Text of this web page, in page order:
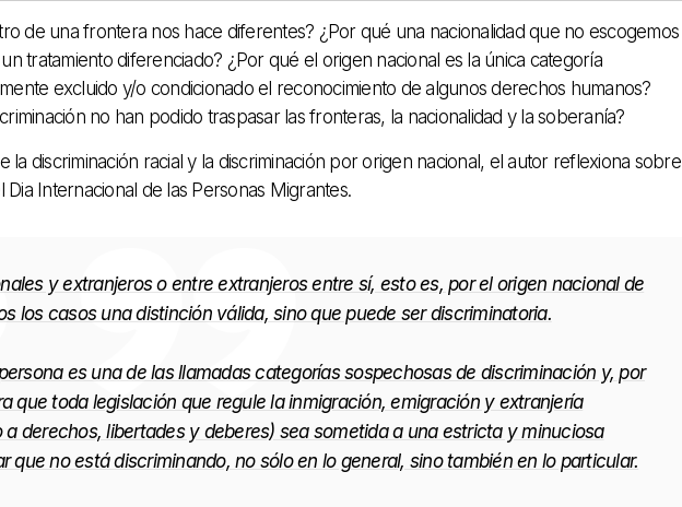
de una frontera nos hace diferentes? ¿Por qué una nacionalidad que no escogemos
tratamiento diferenciado? ¿Por qué el origen nacional es la única categoría
excluido y/o condicionado el reconocimiento de algunos derechos humanos?
no han podido traspasar las fronteras, la nacionalidad y la soberanía?
la discriminación racial y la discriminación por origen nacional, el autor reflexiona sobre
Internacional de las Personas Migrantes.
y extranjeros o entre extranjeros entre sí, esto es, por el origen nacional de
los casos una distinción válida, sino que puede ser discriminatoria.
es una de las llamadas categorías sospechosas de discriminación y, por
que toda legislación que regule la inmigración, emigración y extranjería
derechos, libertades y deberes) sea sometida a una estricta y minuciosa
que no está discriminando, no sólo en lo general, sino también en lo particular.